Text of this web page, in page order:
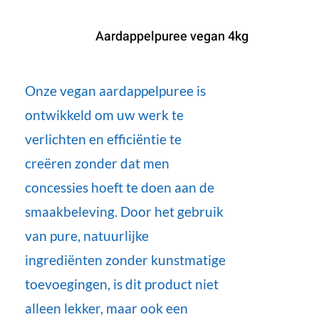
Aardappelpuree vegan 4kg
Onze vegan aardappelpuree is
ontwikkeld om uw werk te
verlichten en efficiëntie te
creëren zonder dat men
concessies hoeft te doen aan de
smaakbeleving. Door het gebruik
van pure, natuurlijke
ingrediënten zonder kunstmatige
toevoegingen, is dit product niet
alleen lekker, maar ook een